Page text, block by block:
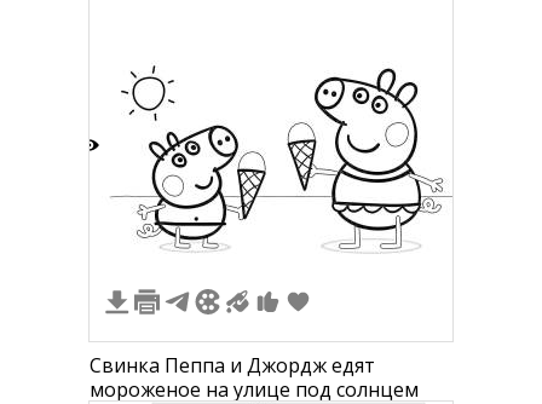
фонендоскопом и бородавочник в
шапочке
Свинка Пеппа и Джордж едят
мороженое на улице под солнцем